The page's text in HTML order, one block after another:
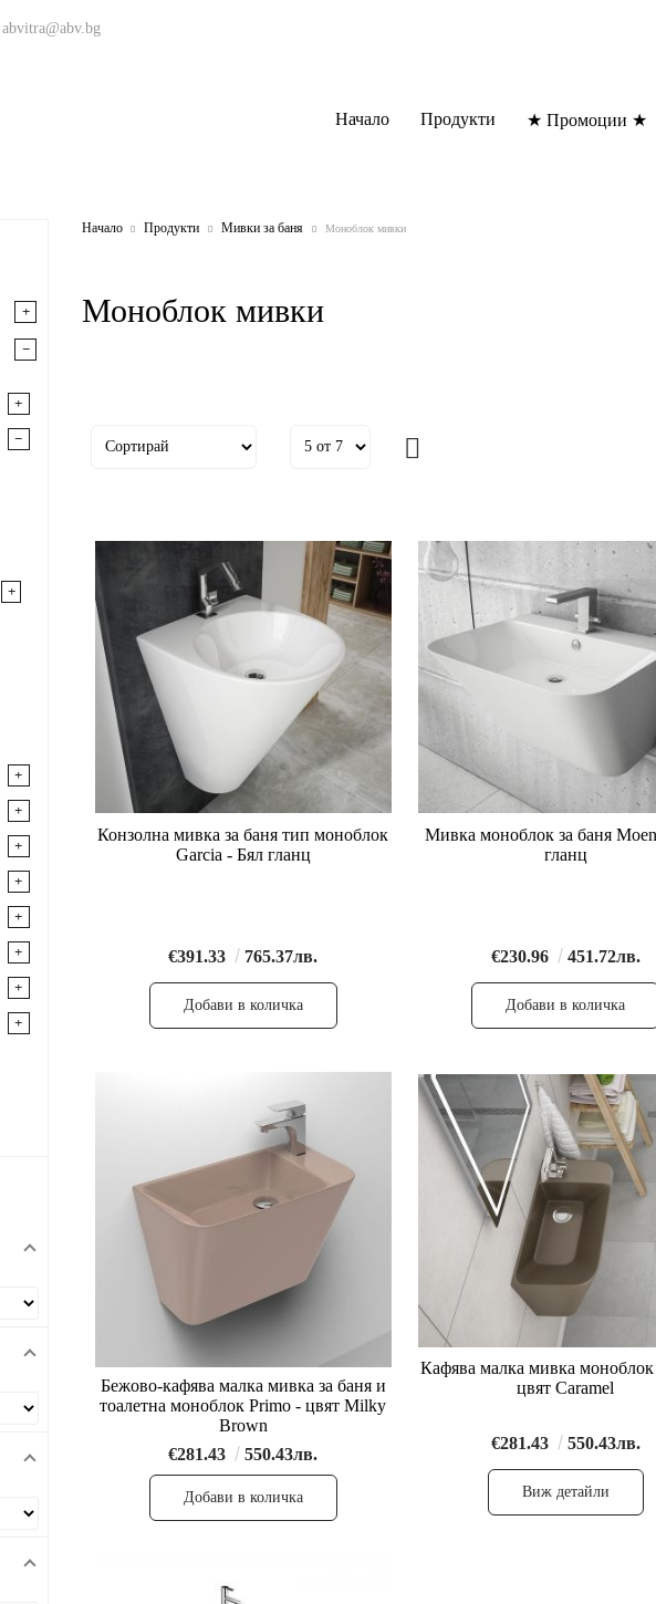
abvitra@abv.bg
Начало Продукти ★ Промоции ★
Начало Продукти Мивки за баня Моноблок мивки
Моноблок мивки
Конзолна мивка за баня тип моноблок
Garcia - Бял гланц
€391.33 765.37лв.
Мивка моноблок за баня
гланц
€230.96 451.72лв.
Бежово-кафява малка мивка за баня и
тоалетна моноблок Primo - цвят Milky
Brown
€281.43
550.43лв.
Кафява малка мивка
цвят Caramel
€281.43 550.43лв.
Виж детайли